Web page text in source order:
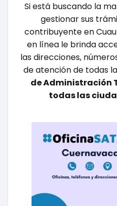
Si está buscando la
gestionar sus
contribuyente en
en línea le brinda
las direcciones,
de atención de todas
de Administración
todas las